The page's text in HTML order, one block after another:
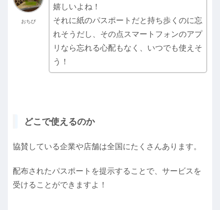
おちび
嬉しいよね！
それに紙のパスポートだと持ち歩くのに忘
れそうだし、その点スマートフォンのアプ
リなら忘れる心配もなく、いつでも使えそ
う！
どこで使えるのか
協賛している企業や店舗は全国にたくさんあります。
配布されたパスポートを提示することで、サービスを
受けることができますよ！